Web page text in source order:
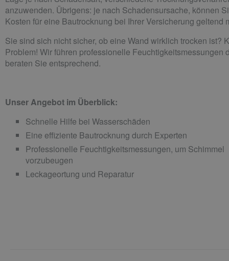
anzuwenden. Übrigens: je nach Schadensursache, können
Kosten für eine Bautrocknung bei Ihrer Versicherung geltend
Sie sind sich nicht sicher, ob eine Wand wirklich trocken ist?
Problem! Wir führen professionelle Feuchtigkeitsmessungen
beraten Sie entsprechend.
Unser Angebot im Überblick:
Schnelle Hilfe bei Wasserschäden
Eine effiziente Bautrocknung durch Experten
Professionelle Feuchtigkeitsmessungen, um Schimmel
vorzubeugen
Leckageortung und Reparatur